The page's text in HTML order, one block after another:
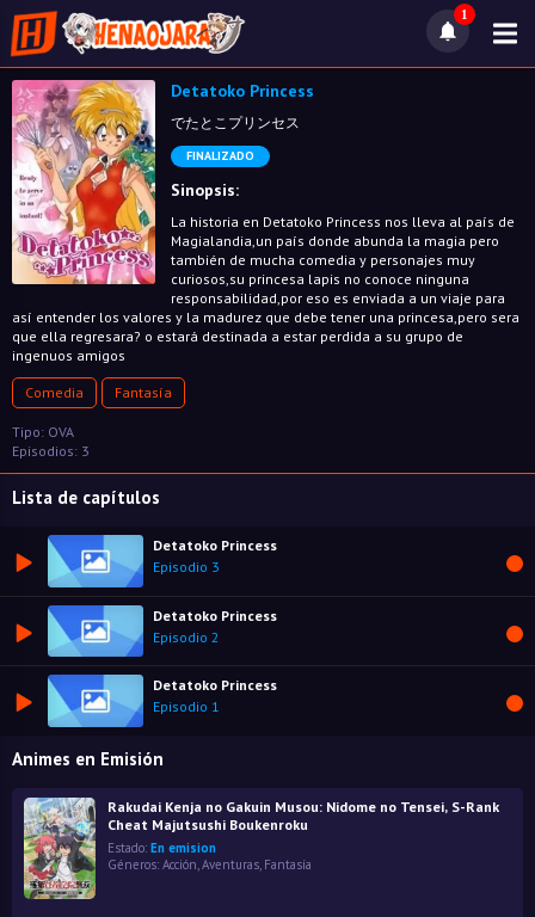
1
Detatoko Princess
でたとこプリンセス
FINALIZADO
Sinopsis:
La historia en Detatoko Princess nos lleva al país de
Magialandia,un país donde abunda la magia pero
también de mucha comedia y personajes muy
curiosos,su princesa lapis no conoce ninguna
responsabilidad,por eso es enviada a un viaje para
así entender los valores y la madurez que debe tener una princesa,pero sera
que ella regresara? o estará destinada a estar perdida a su grupo de
ingenuos amigos
Comedia Fantasía
Tipo: OVA
Episodios: 3
Lista de capítulos
Detatoko Princess
Episodio 3
Detatoko Princess
Episodio 2
Detatoko Princess
Episodio 1
Animes en Emisión
Rakudai Kenja no Gakuin Musou: Nidome no Tensei, S-Rank
Cheat Majutsushi Boukenroku
Estado: En emision
Géneros: Acción,Aventuras, Fantasía